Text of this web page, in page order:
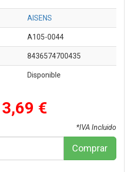
AISENS
A105-0044
8436574700435
Disponible
3,69 €
*IVA Incluido
Comprar